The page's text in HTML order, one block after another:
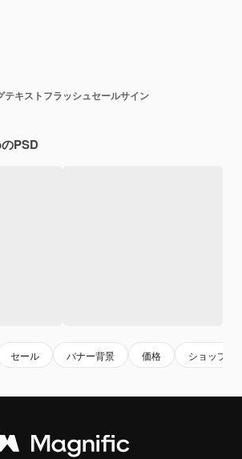
テキストフラッシュセールサイン
PSD
セール バナー背景 価格 ショップ